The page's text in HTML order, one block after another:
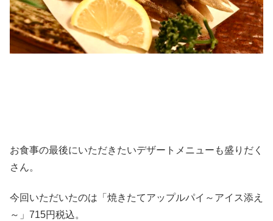
お食事の最後にいただきたいデザートメニューも盛りだく
さん。
今回いただいたのは「焼きたてアップルパイ～アイス添え
～」715円税込。